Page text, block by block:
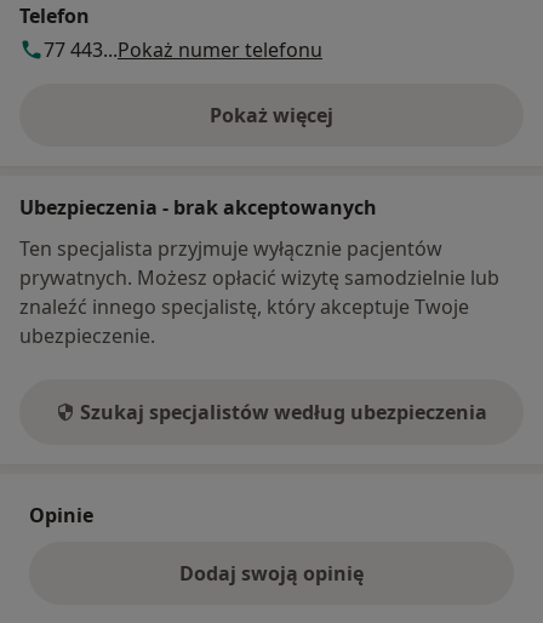
Telefon
77 443...Pokaż numer telefonu
Pokaż więcej
o adresie
Ubezpieczenia - brak akceptowanych
Ten specjalista przyjmuje wyłącznie pacjentów
prywatnych. Możesz opłacić wizytę samodzielnie lub
znaleźć innego specjalistę, który akceptuje Twoje
ubezpieczenie.
Szukaj specjalistów według ubezpieczenia
Opinie
Dodaj swoją opinię